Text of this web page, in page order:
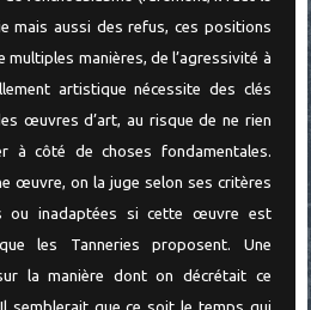
mais aussi des refus, ces positions
manières, de l’agressivité à
artistique nécessite des clés
œuvres d’art, au risque de ne rien
à côté de choses fondamentales.
œuvre, on la juge selon ses critères
ou inadaptées si cette œuvre est
les Tanneries proposent. Une
la manière dont on décrétait ce